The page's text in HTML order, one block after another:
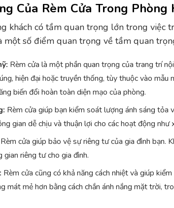
Của Rèm Cửa Trong Phòng
khách có tầm quan trọng lớn trong việc
một số điểm quan trọng về tầm quan
Rèm cửa là một phần quan trọng của trang trí
hiện đại hoặc truyền thống, tùy thuộc vào mẫu
biến đổi hoàn toàn diện mạo của phòng.
Rèm cửa giúp bạn kiểm soát lượng ánh sáng tỏa
gian dễ chịu và thuận lợi cho các hoạt động như
Rèm cửa giúp bảo vệ sự riêng tư của gia đình bạn.
riêng tư cho gia đình.
Rèm cửa cũng có khả năng cách nhiệt và giúp
mát mẻ hơn bằng cách chắn ánh nắng mặt trời,